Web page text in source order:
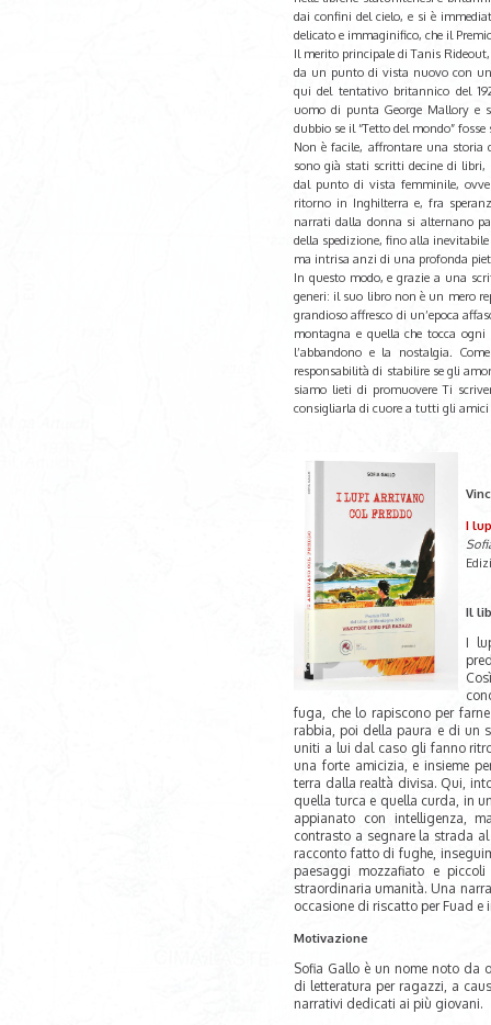
dai confini del cielo, e si è
delicato e immaginifico, che il
Il merito principale di Tanis
da un punto di vista nuovo con
qui del tentativo britannico del
uomo di punta George Mallory e
dubbio se il “Tetto del mondo”
Non è facile, affrontare una storia
sono già stati scritti decine di libri,
dal punto di vista femminile,
ritorno in Inghilterra e, fra
narrati dalla donna si alternano
della spedizione, fino alla
ma intrisa anzi di una profonda
In questo modo, e grazie a una
generi: il suo libro non è un mero
grandioso affresco di un’epoca
montagna e quella che tocca
l’abbandono e la nostalgia.
responsabilità di stabilire se gli
siamo lieti di promuovere Ti
consigliarla di cuore a tutti gli amici
I
Il
I
fuga, che lo rapiscono per
rabbia, poi della paura e di un
uniti a lui dal caso gli fanno
una forte amicizia, e insieme
terra dalla realtà divisa. Qui,
quella turca e quella curda, in
appianato con intelligenza,
contrasto a segnare la strada
racconto fatto di fughe,
paesaggi mozzafiato e
straordinaria umanità. Una
occasione di riscatto per Fuad
Motivazione
Sofia Gallo è un nome noto da
di letteratura per ragazzi, a
narrativi dedicati ai più giovani.